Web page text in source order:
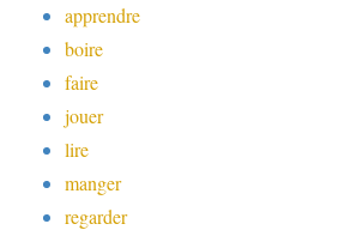
apprendre
boire
faire
jouer
lire
manger
regarder